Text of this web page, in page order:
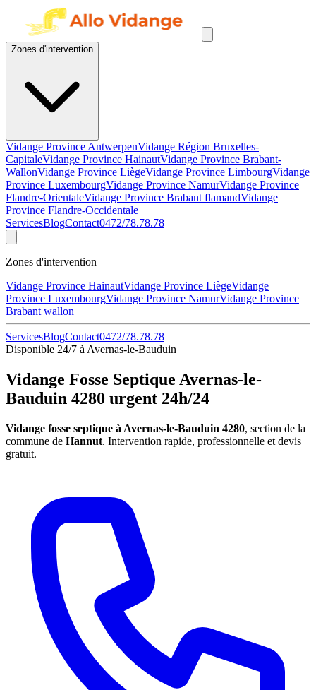
Zones d'intervention
Vidange Province AntwerpenVidange Région Bruxelles-
CapitaleVidange Province HainautVidange Province Brabant-
WallonVidange Province LiègeVidange Province LimbourgVidange
Province LuxembourgVidange Province NamurVidange Province
Flandre-OrientaleVidange Province Brabant flamandVidange
Province Flandre-Occidentale
ServicesBlogContact0472/78.78.78
Zones d'intervention
Vidange Province HainautVidange Province LiègeVidange
Province LuxembourgVidange Province NamurVidange Province
Brabant wallon
ServicesBlogContact0472/78.78.78
Disponible 24/7 à Avernas-le-Bauduin
Vidange Fosse Septique Avernas-le-
Bauduin 4280 urgent 24h/24
Vidange fosse septique à Avernas-le-Bauduin 4280, section de la
commune de Hannut. Intervention rapide, professionnelle et devis
gratuit.